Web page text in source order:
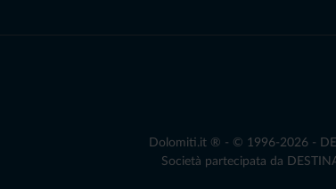
Dolomiti.it ® - © 1996-2026 -
Società partecipata da